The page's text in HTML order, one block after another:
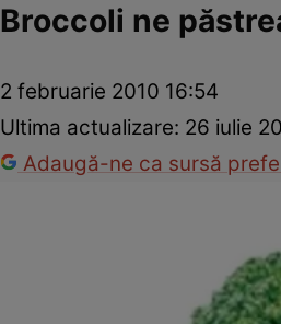
Broccoli ne
2 februarie 2010 16:54
Ultima actualizare: 26 iulie
Adaugă-ne ca sursă